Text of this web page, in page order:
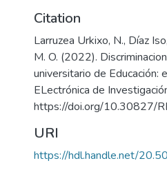
Citation
Larruzea Urkixo, N., Díaz
M. O. (2022).
universitario de Educación:
ELectrónica de
https://doi.org/10.30827/
URI
https://hdl.handle.net/